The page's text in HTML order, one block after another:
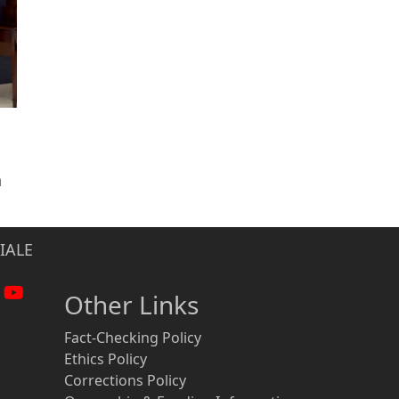
Other Links
Fact-Checking Policy
Ethics Policy
Corrections Policy